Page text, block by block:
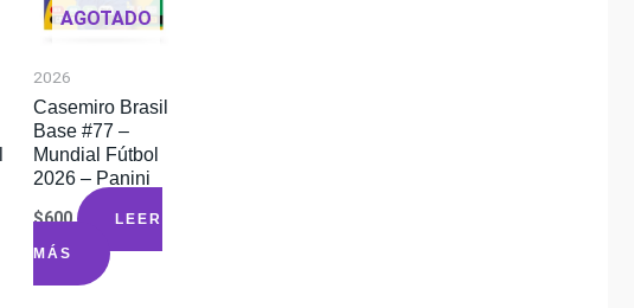
AGOTADO
2026
Casemiro Brasil
Base #77 –
Mundial Fútbol
2026 – Panini
$600 LEER
MÁS